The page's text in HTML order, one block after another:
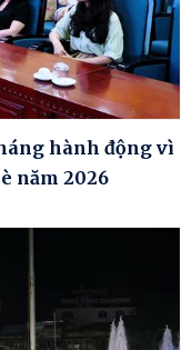
hành động vì
năm 2026